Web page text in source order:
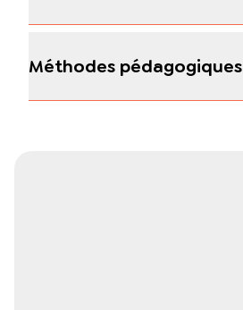
Méthodes pédagogiques